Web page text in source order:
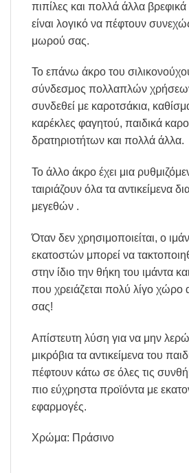
πιπίλες και πολλά άλλα βρεφικά
είναι λογικό να πέφτουν
μωρού σας.
Το επάνω άκρο του
σύνδεσμος πολλαπλών
συνδεθεί με καροτσάκια,
καρέκλες φαγητού, παιδικά
δρατηριοτήτων και πολλά άλλα.
Το άλλο άκρο έχει μια
ταιριάζουν όλα τα αντικείμενα
μεγεθών .
Όταν δεν χρησιμοποιείται, ο
εκατοστών μπορεί να
στην ίδιο την θήκη του ιμάντα
που χρειάζεται πολύ λίγο χώρο
σας!
Απίστευτη λύση για να μην
μικρόβια τα αντικείμενα του
πέφτουν κάτω σε όλες τις
πιο εύχρηστα προϊόντα με
εφαρμογές.
Χρώμα: Πράσινο